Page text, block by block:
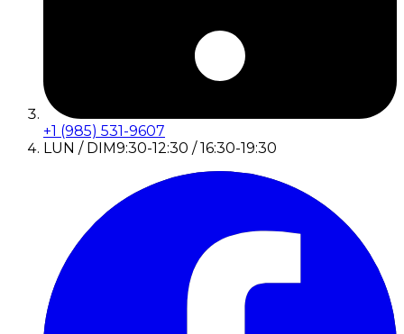
+1 (985) 531-9607
LUN / DIM9:30-12:30 / 16:30-19:30